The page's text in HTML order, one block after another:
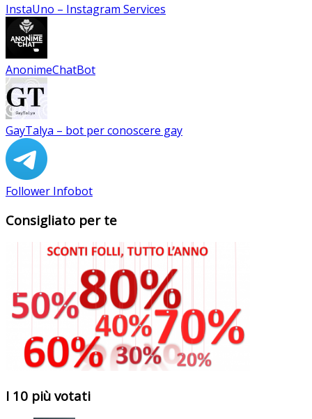
InstaUno – Instagram Services
AnonimeChatBot
GayTalya – bot per conoscere gay
Follower Infobot
Consigliato per te
I 10 più votati